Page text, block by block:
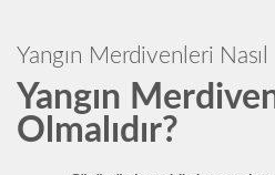
Yangın Merdivenleri Nasıl
Yangın
Olmalıdır?